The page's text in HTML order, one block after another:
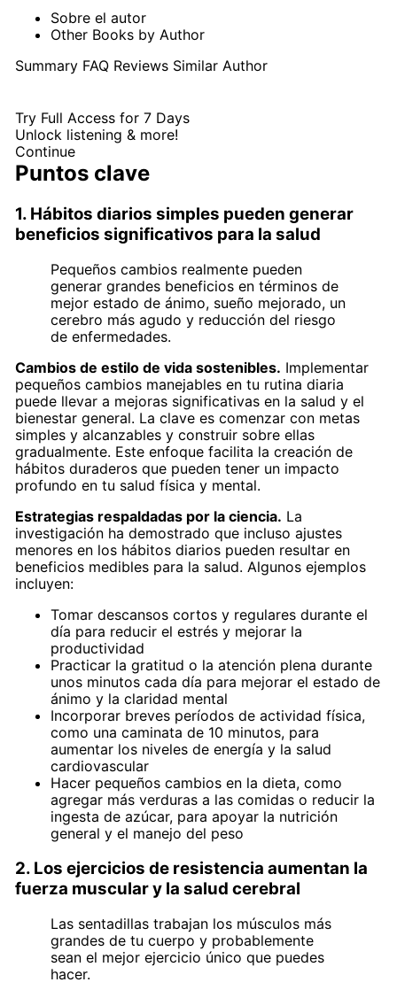
Sobre el autor
Other Books by Author
Summary FAQ Reviews Similar Author
Try Full Access for 7 Days
Unlock listening & more!
Continue
Puntos clave
1. Hábitos diarios simples pueden generar
beneficios significativos para la salud
Pequeños cambios realmente pueden
generar grandes beneficios en términos de
mejor estado de ánimo, sueño mejorado, un
cerebro más agudo y reducción del riesgo
de enfermedades.
Cambios de estilo de vida sostenibles. Implementar
pequeños cambios manejables en tu rutina diaria
puede llevar a mejoras significativas en la salud y el
bienestar general. La clave es comenzar con metas
simples y alcanzables y construir sobre ellas
gradualmente. Este enfoque facilita la creación de
hábitos duraderos que pueden tener un impacto
profundo en tu salud física y mental.
Estrategias respaldadas por la ciencia. La
investigación ha demostrado que incluso ajustes
menores en los hábitos diarios pueden resultar en
beneficios medibles para la salud. Algunos ejemplos
incluyen:
Tomar descansos cortos y regulares durante el
día para reducir el estrés y mejorar la
productividad
Practicar la gratitud o la atención plena durante
unos minutos cada día para mejorar el estado de
ánimo y la claridad mental
Incorporar breves períodos de actividad física,
como una caminata de 10 minutos, para
aumentar los niveles de energía y la salud
cardiovascular
Hacer pequeños cambios en la dieta, como
agregar más verduras a las comidas o reducir la
ingesta de azúcar, para apoyar la nutrición
general y el manejo del peso
2. Los ejercicios de resistencia aumentan la
fuerza muscular y la salud cerebral
Las sentadillas trabajan los músculos más
grandes de tu cuerpo y probablemente
sean el mejor ejercicio único que puedes
hacer.